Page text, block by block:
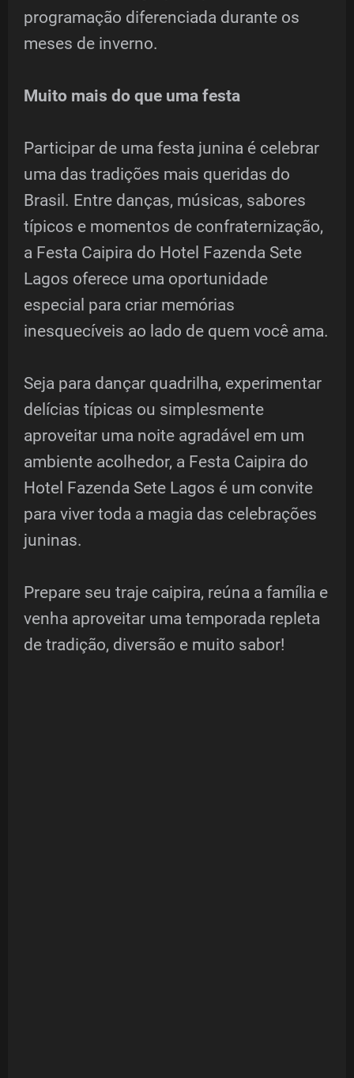
programação diferenciada durante os
meses de inverno.
Muito mais do que uma festa
Participar de uma festa junina é celebrar
uma das tradições mais queridas do
Brasil. Entre danças, músicas, sabores
típicos e momentos de confraternização,
a Festa Caipira do Hotel Fazenda Sete
Lagos oferece uma oportunidade
especial para criar memórias
inesquecíveis ao lado de quem você ama.
Seja para dançar quadrilha, experimentar
delícias típicas ou simplesmente
aproveitar uma noite agradável em um
ambiente acolhedor, a Festa Caipira do
Hotel Fazenda Sete Lagos é um convite
para viver toda a magia das celebrações
juninas.
Prepare seu traje caipira, reúna a família e
venha aproveitar uma temporada repleta
de tradição, diversão e muito sabor!